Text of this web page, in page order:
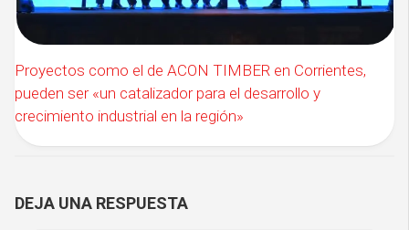
Proyectos como el de ACON TIMBER en Corrientes,
pueden ser «un catalizador para el desarrollo y
crecimiento industrial en la región»
DEJA UNA RESPUESTA